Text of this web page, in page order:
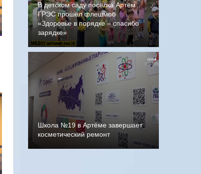
В детском саду посёлка Артём
ГРЭС прошёл флешмоб
«Здоровье в порядке – спасибо
зарядке»
Школа №19 в Артёме завершает
косметический ремонт